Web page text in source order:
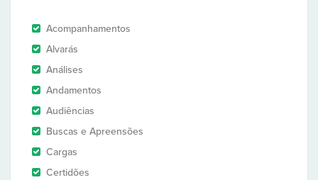
Acompanhamentos
Alvarás
Análises
Andamentos
Audiências
Buscas e Apreensões
Cargas
Certidões